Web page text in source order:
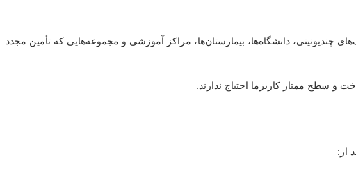
دانشگاه‌ها، بیمارستان‌ها، مراکز آموزشی و مجموعه‌هایی که تأمین مجدد
و سطح ممتاز کاریزما احتیاج ندارند.